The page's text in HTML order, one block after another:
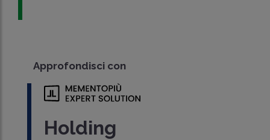
Approfondisci con
Holding